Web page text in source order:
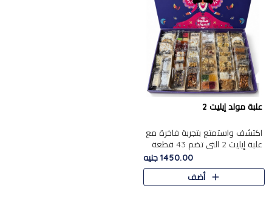
علبة مولد إيليت 2
اكتشف واستمتع بتجربة فاخرة مع
علبة إيليت 2 التي تضم 43 قطعة
تشكيلة من أرقى حلويات المولد
الشرقية المصرية الأصيلة ,معروضة
بشكل جميل في علبة أ..
1450.00 جنيه
أضف